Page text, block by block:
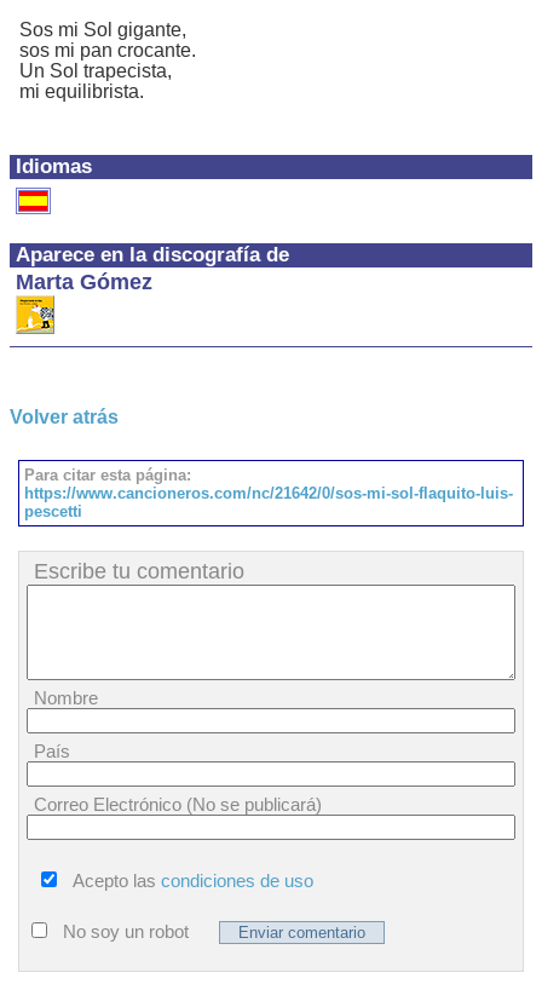
Idiomas
Aparece en la discografía de
Marta Gómez
Sos mi Sol gigante,
sos mi pan crocante.
Un Sol trapecista,
mi equilibrista.
Volver atrás
Para citar esta página:
https://www.cancioneros.com/nc/21642/0/sos-mi-sol-flaquito-luis-
pescetti
Escribe tu comentario
Nombre
País
Correo Electrónico (No se publicará)
Acepto las condiciones de uso
No soy un robot